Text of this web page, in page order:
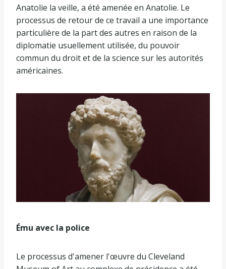
Anatolie la veille, a été amenée en Anatolie. Le
processus de retour de ce travail a une importance
particulière de la part des autres en raison de la
diplomatie usuellement utilisée, du pouvoir
commun du droit et de la science sur les autorités
américaines.
Ému avec la police
Le processus d'amener l'œuvre du Cleveland